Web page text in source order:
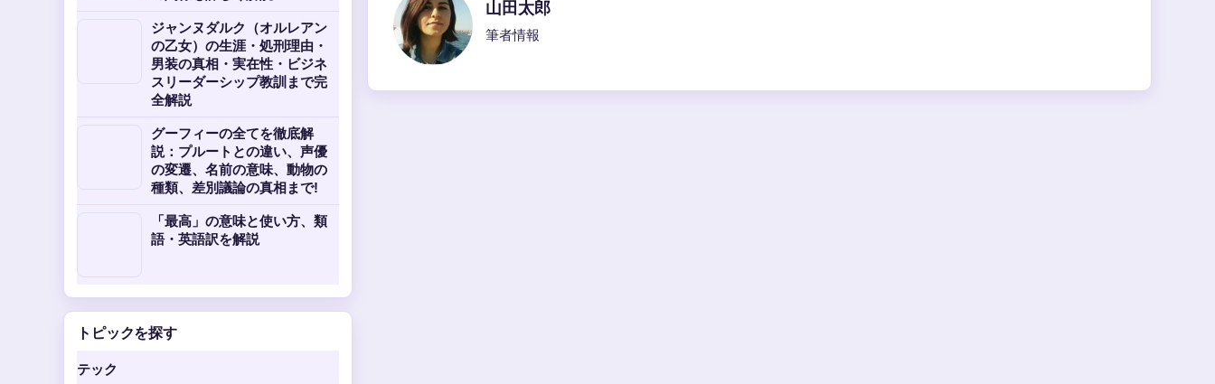
山田太郎
筆者情報
ジャンヌダルク（オルレアン
の乙女）の生涯・処刑理由・
男装の真相・実在性・ビジネ
スリーダーシップ教訓まで完
全解説
グーフィーの全てを徹底解
説：プルートとの違い、声優
の変遷、名前の意味、動物の
種類、差別議論の真相まで!
「最高」の意味と使い方、類
語・英語訳を解説
トピックを探す
テック